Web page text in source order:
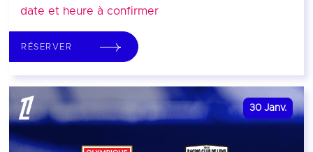
date et heure à confirmer
RÉSERVER
30 Janv.